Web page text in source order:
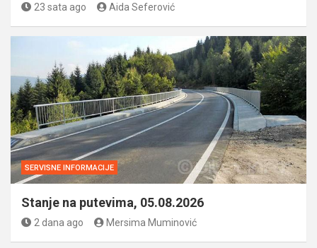
23 sata ago Aida Seferović
SERVISNE INFORMACIJE
Stanje na putevima, 05.08.2026
2 dana ago Mersima Muminović